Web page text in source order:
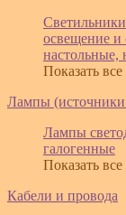
освещение и
настольные,
Показать все
Лампы (источники
Лампы
галогенные
Показать все
Кабели и провода